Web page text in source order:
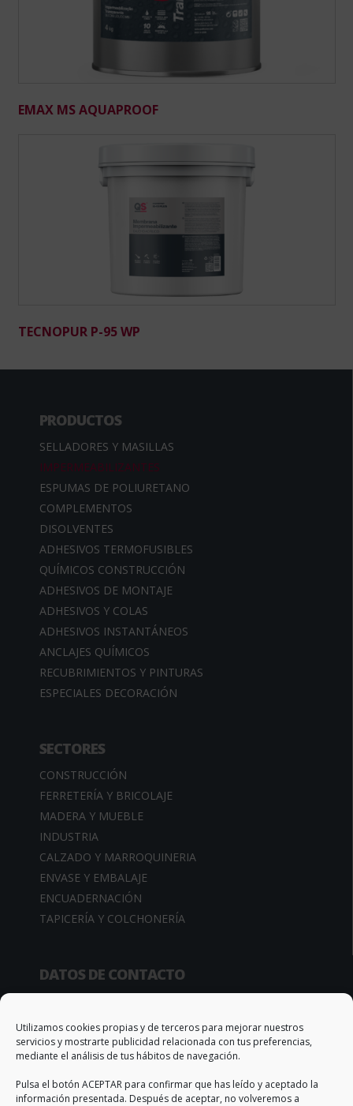
Utilizamos cookies propias y de terceros para mejorar nuestros
servicios y mostrarte publicidad relacionada con tus preferencias,
mediante el análisis de tus hábitos de navegación.
Pulsa el botón ACEPTAR para confirmar que has leído y aceptado la
información presentada. Después de aceptar, no volveremos a
EMAX MS AQUAPROOF
TECNOPUR P-95 WP
PRODUCTOS
SELLADORES Y MASILLAS
IMPERMEABILIZANTES
ESPUMAS DE POLIURETANO
COMPLEMENTOS
DISOLVENTES
ADHESIVOS TERMOFUSIBLES
QUÍMICOS CONSTRUCCIÓN
ADHESIVOS DE MONTAJE
ADHESIVOS Y COLAS
ADHESIVOS INSTANTÁNEOS
ANCLAJES QUÍMICOS
RECUBRIMIENTOS Y PINTURAS
ESPECIALES DECORACIÓN
SECTORES
CONSTRUCCIÓN
FERRETERÍA Y BRICOLAJE
MADERA Y MUEBLE
INDUSTRIA
CALZADO Y MARROQUINERIA
ENVASE Y EMBALAJE
ENCUADERNACIÓN
TAPICERÍA Y COLCHONERÍA
DATOS DE CONTACTO
03370 Redován (Alicante – España)
Apto. Correos, 67
info@qs-adhesivos.es